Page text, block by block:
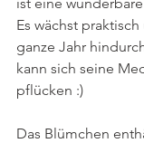
Es wächst
ganze Jahr
kann sich seine
pflücken :)
Das Blümchen